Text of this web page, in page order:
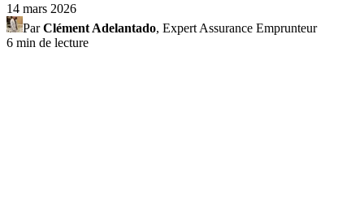
14 mars 2026
ParClément Adelantado, Expert Assurance Emprunteur
6 min de lecture